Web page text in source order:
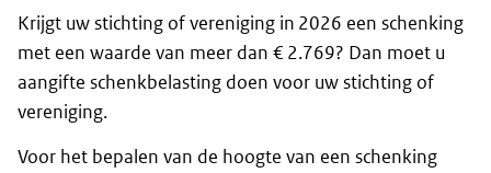
Krijgt uw stichting of vereniging in 2026 een schenking
met een waarde van meer dan € 2.769? Dan moet u
aangifte schenkbelasting doen voor uw stichting of
vereniging.
Voor het bepalen van de hoogte van een schenking